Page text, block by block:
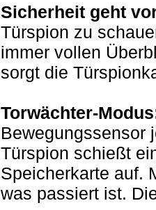
Sicherheit geht
Türspion zu
immer vollen
sorgt die
Torwächter-
Bewegungssensor
Türspion schießt
Speicherkarte auf.
was passiert ist.